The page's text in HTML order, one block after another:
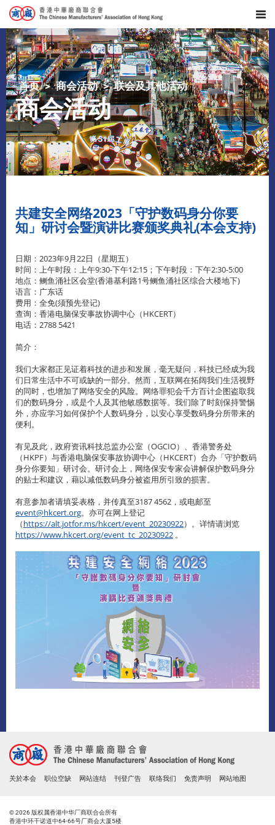
首页 商会活动 联会及其他活动
商会活动
共建安全网络2023「守护数码身分你要
知」研讨会暨演讲比赛颁奖典礼(本会支持)
日期：2023年9月22日（星期五）
时间：上午时段：上午9:30-下午12:15；下午时段：下午2:30-5:00
地点：鲗鱼涌社区会堂(香港基利路1号鲗鱼涌社区综合大楼地下)
语言：广东话
费用：全免(须预先登记)
查询：香港电脑保安事故协调中心（HKCERT）
电话：2788 5421
简介：
我们大家都正见证着科技的进步和发展，毫无疑问，科技已经成为我
们日常生活中不可或缺的一部分。然而，互联网在拓阔我们生活视野
的同时，也增加了网络安全的风险。网络罪犯会千方百计企图盗取我
们的数码身分，或是个人及其他敏感数据等。我们除了时刻保持警惕
外，亦应学习如何保护个人数码身分，以安心享受数码身分所带来的
便利。
有见及此，政府资讯科技总监办公室（OGCIO）、香港警务处
（HKPF）与香港电脑保安事故协调中心（HKCERT）合办「守护数码
身分你要知」研讨会。研讨会上，网络保安专家会讲解保护数码身分
的贴士和建议，藉以减低数码身分被盗用所引致的损害。
有意参加者请填妥表格，并传真至3187 4562，或电邮至
event@hkcert.org。亦可在网上登记
（https://alt.jotfor.ms/hkcert/event_20230922）。详情请浏览
https://www.hkcert.org/event_tc_20230922 。
关於本会 职位空缺 网站连结 刊登广告 联络我们 免责声明 网站地图
© 2026 版权属香港中华厂商联合会所有
香港中环干诺道中64-66号厂商会大厦5楼